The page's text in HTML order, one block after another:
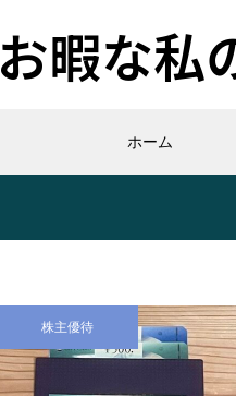
お暇な私
ホーム
株主優待